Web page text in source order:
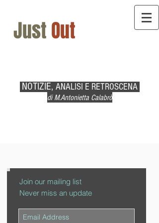
NOTIZIE, ANALISI E RETROSCENA
di M.Antonietta Calabrò
JustOut
Join our mailing list
Never miss an update